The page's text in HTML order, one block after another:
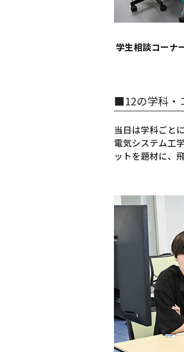
学生相談コーナ
■12の学科・
当日は学科ごと
電気システム工
ットを題材に、